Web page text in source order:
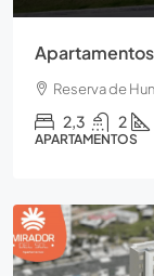
Reserva de
2,3 2
APARTAMENTOS